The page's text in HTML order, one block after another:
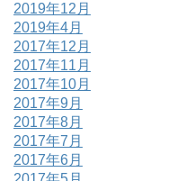
2019年12月
2019年4月
2017年12月
2017年11月
2017年10月
2017年9月
2017年8月
2017年7月
2017年6月